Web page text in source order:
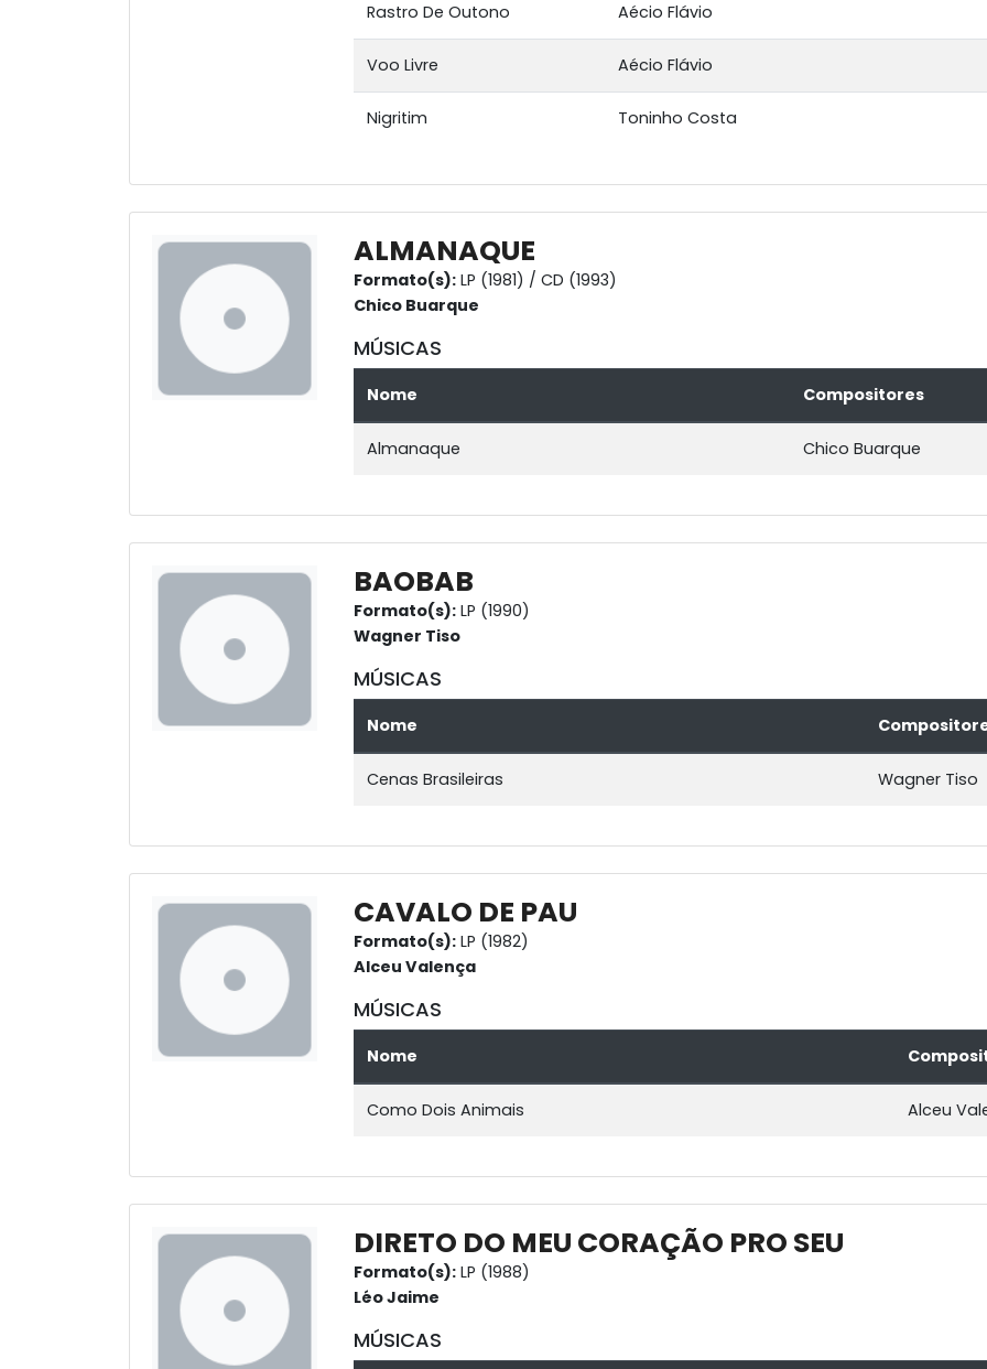
Rastro De Outono Aécio Flávio
Voo Livre Aécio Flávio
Nigritim Toninho Costa
ALMANAQUE
Formato(s): LP (1981) / CD (1993)
Chico Buarque
MÚSICAS
Nome Compositores
Almanaque Chico Buarque
BAOBAB
Formato(s): LP (1990)
Wagner Tiso
MÚSICAS
Nome
Cenas Brasileiras Wagner Tiso
CAVALO DE PAU
Formato(s): LP (1982)
Alceu Valença
MÚSICAS
Nome
Como Dois Animais Alceu
DIRETO DO MEU CORAÇÃO PRO SEU
Formato(s): LP (1988)
Léo Jaime
MÚSICAS